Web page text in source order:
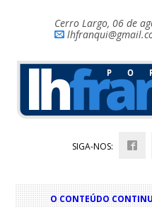
Cerro Largo, 06 de
SIGA-NOS:
O CONTEÚDO